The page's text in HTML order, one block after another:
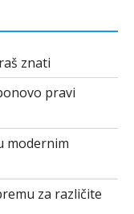
znati
pravi
modernim
za različite